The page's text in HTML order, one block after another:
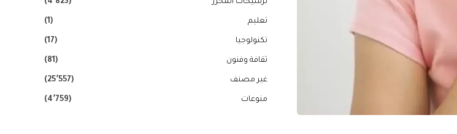
ترشيحات المحرر (4٬823)
تعليم (1)
تكنولوجيا (17)
ثقافة وفنون (81)
غير مصنف (25٬557)
منوعات (4٬759)